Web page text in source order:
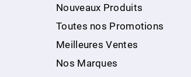
Nouveaux Produits
Toutes nos Promotions
Meilleures Ventes
Nos Marques